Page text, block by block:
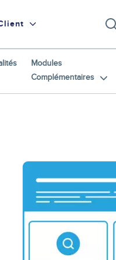
Modules
Complémentaires